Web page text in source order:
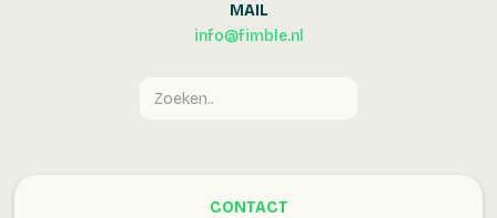
MAIL
info@fimble.nl
CONTACT